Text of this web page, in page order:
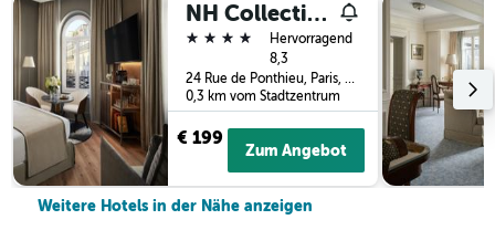
NH Collection Paris Ponthieu Champs-Élysées
4 Sterne
Hervorragend
8,3
24 Rue de Ponthieu, Paris, Frankreich
0,3 km vom Stadtzentrum
€ 199
Zum Angebot
Weitere Hotels in der Nähe anzeigen